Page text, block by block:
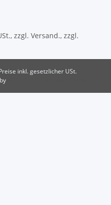
zzgl. Versand., zzgl.
inkl. gesetzlicher USt.